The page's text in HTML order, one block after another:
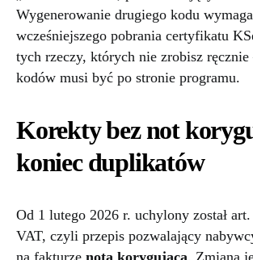
Wygenerowanie drugiego kodu wymaga
wcześniejszego pobrania certyfikatu
tych rzeczy, których nie zrobisz
kodów musi być po stronie programu.
Korekty bez not
koniec duplikatów
Od 1 lutego 2026 r. uchylony został
VAT, czyli przepis pozwalający
na fakturze notą korygującą. Zmiana